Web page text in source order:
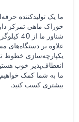
ما یک تولیدکننده
خوراک ماهی تمرکز
علاوه بر دستگاه‌های
یکپارچه‌سازی خطوط
انعطاف‌پذیر خوب
ما به شما کمک
بیشتری کسب کنید.